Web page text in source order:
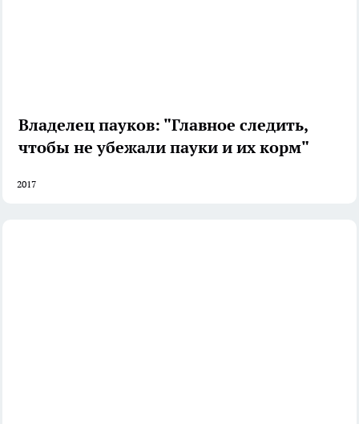
Владелец пауков: "Главное следить,
чтобы не убежали пауки и их корм"
2017